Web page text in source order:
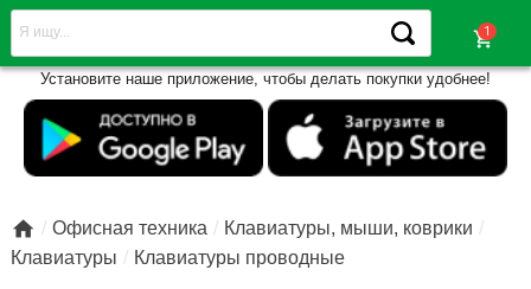
shopping_cart
Установите наше приложение, чтобы делать покупки удобнее!
 Офисная техника
Клавиатуры, мыши, коврики
Клавиатуры
Клавиатуры проводные